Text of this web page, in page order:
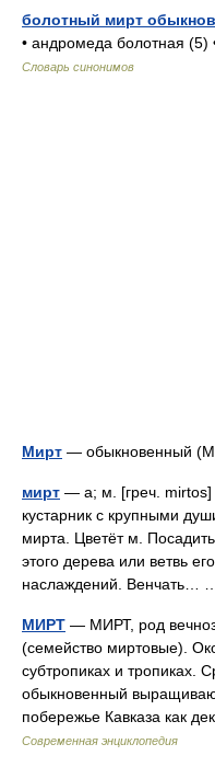
болотный мирт
• андромеда болотная (5)
Словарь синонимов
Мирт — обыкновенный
мирт — а; м. [греч.
кустарник с крупными
мирта. Цветёт м.
этого дерева или ветвь
наслаждений. Венчать…
МИРТ — МИРТ, род
(семейство миртовые).
субтропиках и тропиках.
обыкновенный
побережье Кавказа как
Современная энциклопедия